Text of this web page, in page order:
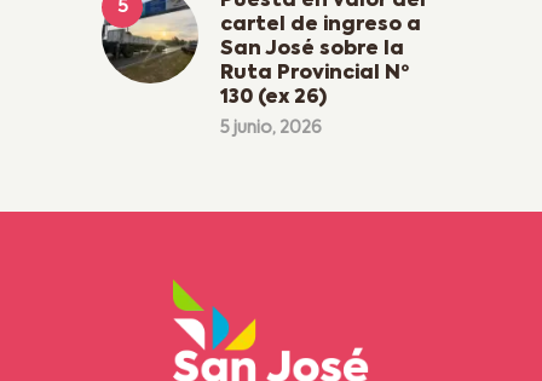
cartel de ingreso a
San José sobre la
Ruta Provincial Nº
130 (ex 26)
5 junio, 2026